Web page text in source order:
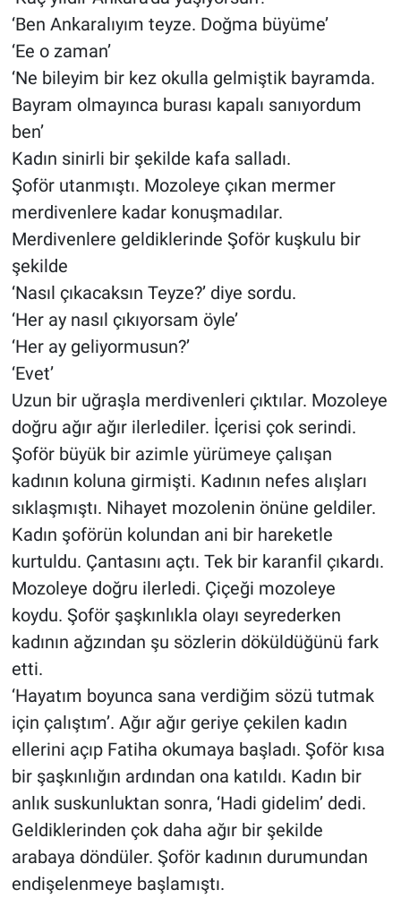
‘Ben Ankaralıyım teyze. Doğma büyüme’
‘Ee o zaman’
‘Ne bileyim bir kez okulla gelmiştik bayramda.
Bayram olmayınca burası kapalı sanıyordum
ben’
Kadın sinirli bir şekilde kafa salladı.
Şoför utanmıştı. Mozoleye çıkan mermer
merdivenlere kadar konuşmadılar.
Merdivenlere geldiklerinde Şoför kuşkulu bir
şekilde
‘Nasıl çıkacaksın Teyze?’ diye sordu.
‘Her ay nasıl çıkıyorsam öyle’
‘Her ay geliyormusun?’
‘Evet’
Uzun bir uğraşla merdivenleri çıktılar. Mozoleye
doğru ağır ağır ilerlediler. İçerisi çok serindi.
Şoför büyük bir azimle yürümeye çalışan
kadının koluna girmişti. Kadının nefes alışları
sıklaşmıştı. Nihayet mozolenin önüne geldiler.
Kadın şoförün kolundan ani bir hareketle
kurtuldu. Çantasını açtı. Tek bir karanfil çıkardı.
Mozoleye doğru ilerledi. Çiçeği mozoleye
koydu. Şoför şaşkınlıkla olayı seyrederken
kadının ağzından şu sözlerin döküldüğünü fark
etti.
‘Hayatım boyunca sana verdiğim sözü tutmak
için çalıştım’. Ağır ağır geriye çekilen kadın
ellerini açıp Fatiha okumaya başladı. Şoför kısa
bir şaşkınlığın ardından ona katıldı. Kadın bir
anlık suskunluktan sonra, ‘Hadi gidelim’ dedi.
Geldiklerinden çok daha ağır bir şekilde
arabaya döndüler. Şoför kadının durumundan
endişelenmeye başlamıştı.